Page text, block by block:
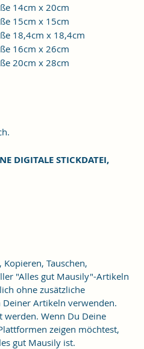
14cm x 20cm
15cm x 15cm
18,4cm x 18,4cm
16cm x 26cm
20cm x 28cm
DIGITALE STICKDATEI,
Tauschen,
"Alles gut Mausily"-Artikeln
ohne zusätzliche
Deiner Artikeln verwenden.
Wenn Du Deine
zeigen möchtest,
gut Mausily ist.